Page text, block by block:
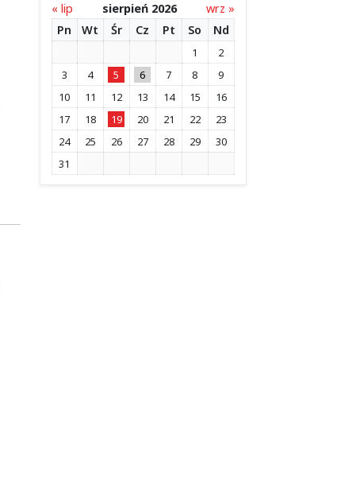
« lip sierpień 2026
wrz »
Pn
Wt Śr Cz Pt So Nd
1
2
3
4 5 6 7 8
9
10
11 12 13 14 15
16
17
18 19 20 21 22
23
24
25 26 27 28 29
30
31